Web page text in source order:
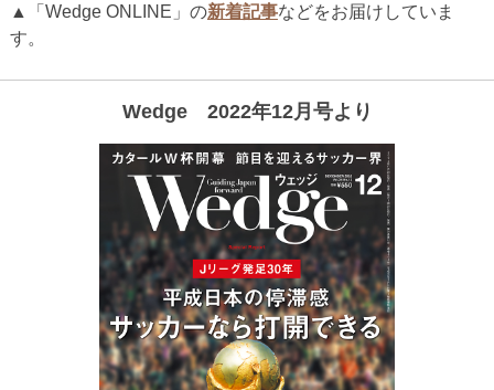
▲「Wedge ONLINE」の新着記事などをお届けしていま
す。
Wedge 2022年12月号より